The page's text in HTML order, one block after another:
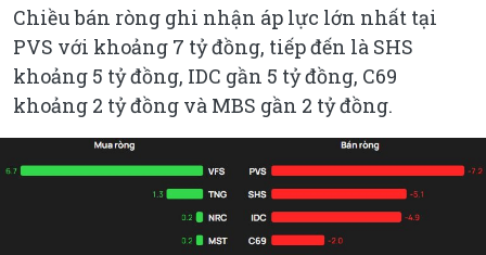
Chiều bán ròng ghi nhận áp lực lớn nhất tại
PVS với khoảng 7 tỷ đồng, tiếp đến là SHS
khoảng 5 tỷ đồng, IDC gần 5 tỷ đồng, C69
khoảng 2 tỷ đồng và MBS gần 2 tỷ đồng.